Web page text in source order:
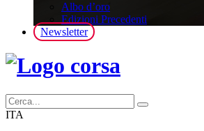
Albo d’oro
Edizioni Precedenti
Newsletter
ITA